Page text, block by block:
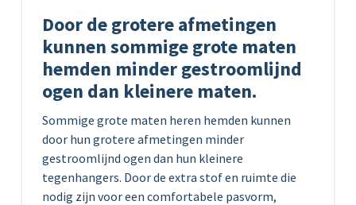
Door de grotere afmetingen
kunnen sommige grote maten
hemden minder gestroomlijnd
ogen dan kleinere maten.
Sommige grote maten heren hemden kunnen
door hun grotere afmetingen minder
gestroomlijnd ogen dan hun kleinere
tegenhangers. Door de extra stof en ruimte die
nodig zijn voor een comfortabele pasvorm,